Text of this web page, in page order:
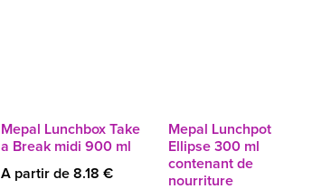
Mepal Lunchbox Take
a Break midi 900 ml
A partir de 8.18 €
Mepal Lunchpot
Ellipse 300 ml
contenant de
nourriture